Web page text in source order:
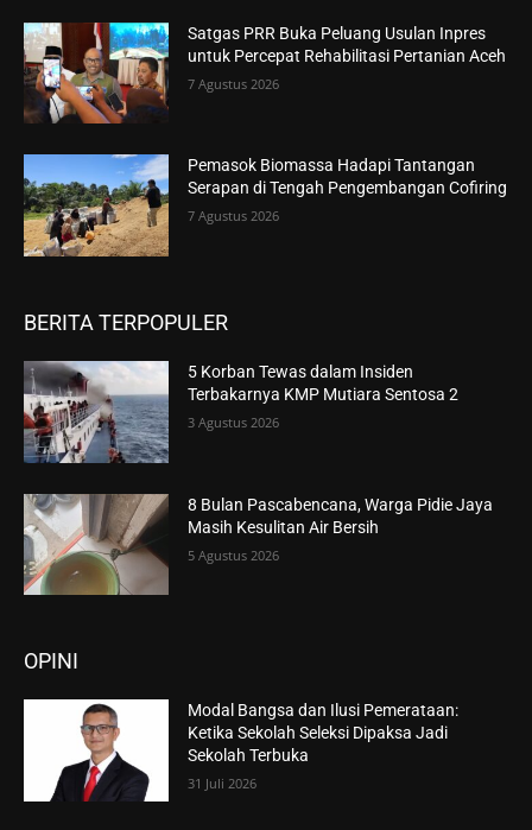
Satgas PRR Buka Peluang Usulan Inpres
untuk Percepat Rehabilitasi Pertanian Aceh
7 Agustus 2026
Pemasok Biomassa Hadapi Tantangan
Serapan di Tengah Pengembangan Cofiring
7 Agustus 2026
BERITA TERPOPULER
5 Korban Tewas dalam Insiden
Terbakarnya KMP Mutiara Sentosa 2
3 Agustus 2026
8 Bulan Pascabencana, Warga Pidie Jaya
Masih Kesulitan Air Bersih
5 Agustus 2026
OPINI
Modal Bangsa dan Ilusi Pemerataan:
Ketika Sekolah Seleksi Dipaksa Jadi
Sekolah Terbuka
31 Juli 2026